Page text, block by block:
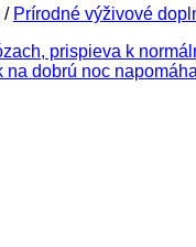
/ Prírodné výživové